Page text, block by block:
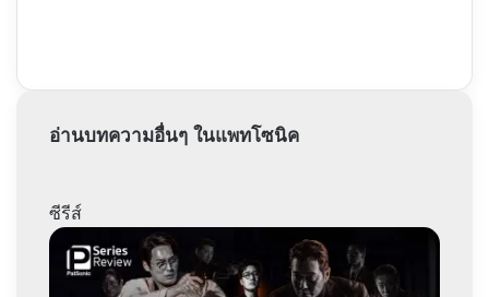
อ่านบทความอื่นๆ ในแพทโซนิค
ซีรีส์